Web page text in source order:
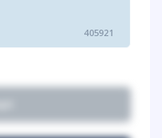
405921